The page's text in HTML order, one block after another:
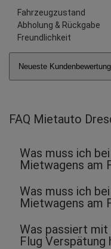
Fahrzeugzustand
Abholung & Rückgabe
Freundlichkeit
Neueste
FAQ Mietauto
Was muss ich
Mietwagens am
Was muss ich
Mietwagens am
Was passiert mit
Flug Verspätung